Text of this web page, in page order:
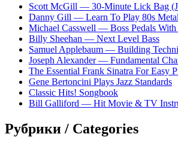
Scott McGill — 30-Minute Lick Bag
Danny Gill — Learn To Play 80s Metal
Michael Casswell — Boss Pedals
Billy Sheehan — Next Level Bass
Samuel Applebaum — Building
Joseph Alexander — Fundamental
The Essential Frank Sinatra For Easy
Gene Bertoncini Plays Jazz Standards
Classic Hits! Songbook
Bill Galliford — Hit Movie & TV
Рубрики / Categories